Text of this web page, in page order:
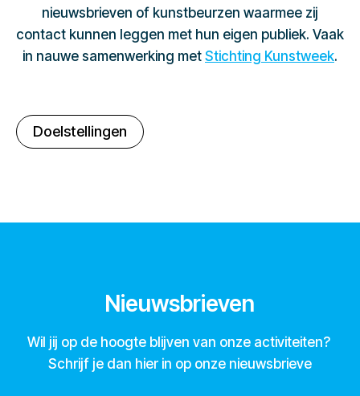
nieuwsbrieven of kunstbeurzen waarmee zij
contact kunnen leggen met hun eigen publiek. Vaak
in nauwe samenwerking met Stichting Kunstweek.
Doelstellingen
Nieuwsbrieven
Wil jij op de hoogte blijven van onze activiteiten?
Schrijf je dan hier in op onze nieuwsbrieve